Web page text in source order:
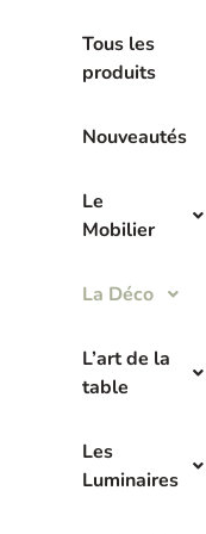
Tous les
produits
Nouveautés
Le
Mobilier
La Déco
L’art de la
table
Les
Luminaires